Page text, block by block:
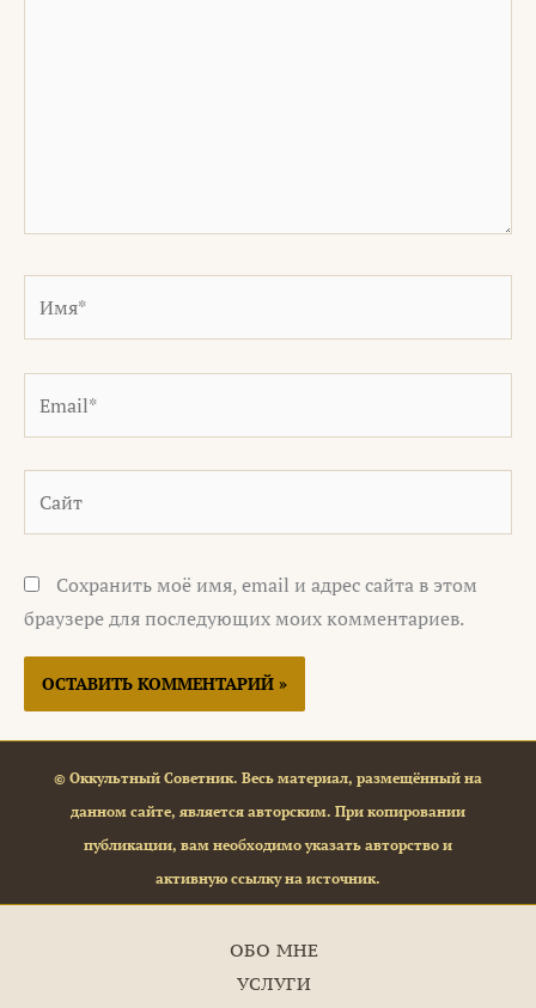
Сохранить моё имя, email и адрес сайта в этом
браузере для последующих моих комментариев.
© Оккультный Советник. Весь материал, размещённый на
данном сайте, является авторским. При копировании
публикации, вам необходимо указать авторство и
активную ссылку на источник.
ОБО МНЕ
УСЛУГИ